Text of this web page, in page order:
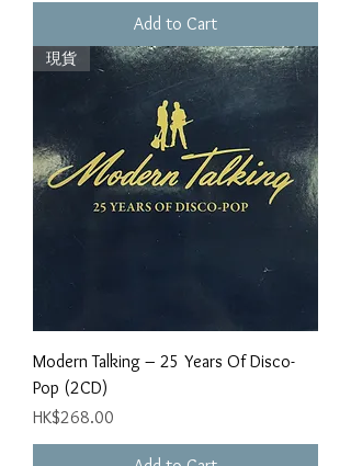
Add to Cart
現貨
Modern Talking ‎– 25 Years Of Disco-
Pop (2CD)
Price
HK$268.00